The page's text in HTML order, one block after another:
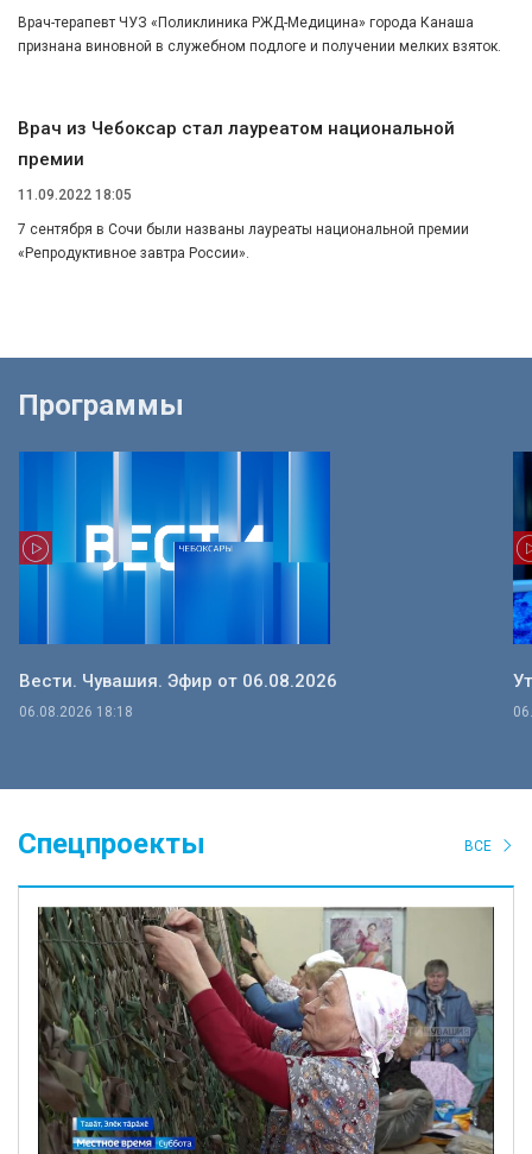
Врач-терапевт ЧУЗ «Поликлиника РЖД-Медицина» города Канаша
признана виновной в служебном подлоге и получении мелких взяток.
Врач из Чебоксар стал лауреатом национальной
премии
11.09.2022 18:05
7 сентября в Сочи были названы лауреаты национальной премии
«Репродуктивное завтра России».
Программы
Вести. Чувашия. Эфир от 06.08.2026
06.08.2026 18:18
ВСЕ
Спецпроекты